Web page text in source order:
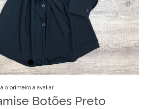
o primeiro a avaliar
Botões Preto